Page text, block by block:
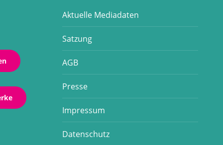
Aktuelle Mediadaten
Satzung
AGB
Presse
Impressum
Datenschutz